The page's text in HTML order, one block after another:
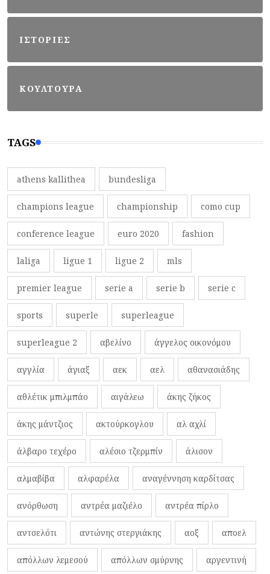
ΙΣΤΟΡΙΕΣ
ΚΟΥΛΤΟΥΡΑ
TAGS
athens kallithea bundesliga
champions league championship como cup
conference league euro 2020 fashion
laliga ligue 1 ligue 2 mls
premier league serie a serie b serie c
sports superle superleague
superleague 2 αβελίνο άγγελος οικονόμου
αγγλία άγιαξ αεκ αελ αθανασιάδης
αθλέτικ μπιλμπάο αιγάλεω άκης ζήκος
άκης μάντζιος ακτούρκογλου αλ αχλί
άλβαρο τεχέρο αλέσιο τζερμπίν άλισον
αλμαβίβα αλφαρέλα αναγέννηση καρδίτσας
ανόρθωση αντρέα μαζιέλο αντρέα πίρλο
αντσελότι αντώνης στεργιάκης αοξ αποελ
απόλλων λεμεσού απόλλων σμύρνης αργεντινή